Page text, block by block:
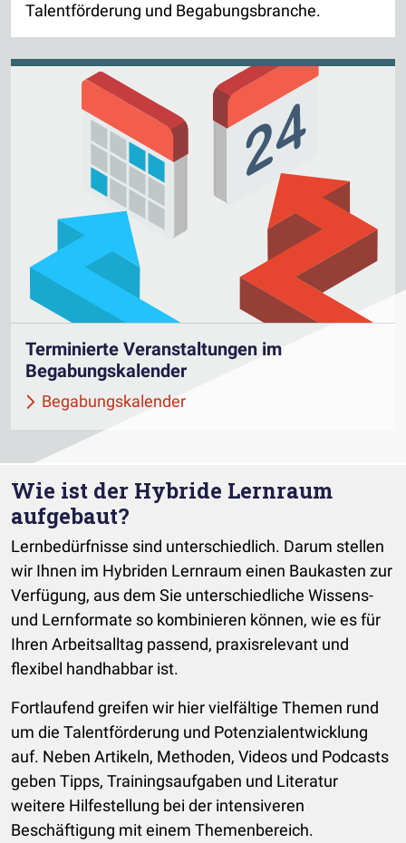
Talentförderung und Begabungs­branche.
Terminierte Veranstaltungen im
Begabungskalender
Begabungskalender
Wie ist der Hybride Lernraum
aufgebaut?
Lernbedürfnisse sind unterschiedlich. Darum stellen
wir Ihnen im Hybriden Lernraum einen Baukasten zur
Verfügung, aus dem Sie unterschiedliche Wissens-
und Lernformate so kombinieren können, wie es für
Ihren Arbeitsalltag passend, praxisrelevant und
flexibel handhabbar ist.
Fortlaufend greifen wir hier vielfältige Themen rund
um die Talentförderung und Potenzialentwicklung
auf. Neben Artikeln, Methoden, Videos und Podcasts
geben Tipps, Trainingsaufgaben und Literatur
weitere Hilfestellung bei der intensiveren
Beschäftigung mit einem Themenbereich.